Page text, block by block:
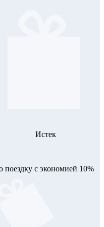
Истек
поездку с экономией 10%